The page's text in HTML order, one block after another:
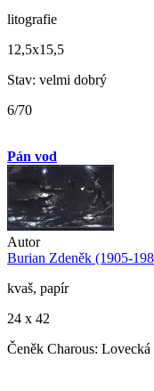
litografie
12,5x15,5
Stav: velmi dobrý
6/70
Pán vod
Autor
Burian Zdeněk (1905-
kvaš, papír
24 x 42
Čeněk Charous: